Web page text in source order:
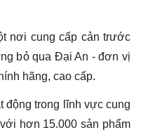
nơi cung cấp cản trước
bỏ qua Đại An - đơn vị
hãng, cao cấp.
động trong lĩnh vực cung
với hơn 15.000 sản phẩm